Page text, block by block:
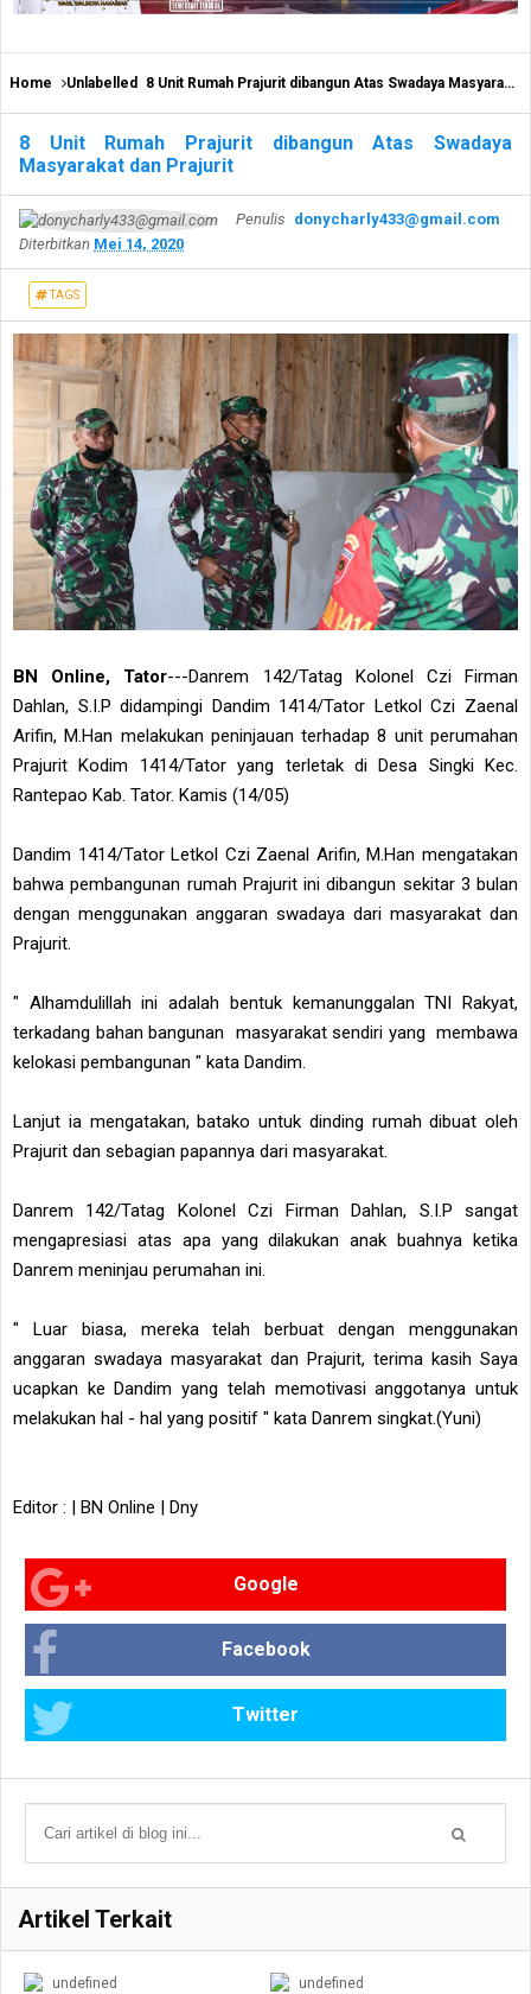
Home Unlabelled 8 Unit Rumah Prajurit dibangun Atas Swadaya Masyarakat dan Prajurit
8 Unit Rumah Prajurit dibangun Atas Swadaya
Masyarakat dan Prajurit
Penulis donycharly433@gmail.com
Diterbitkan Mei 14, 2020
TAGS
BN Online, Tator---Danrem 142/Tatag Kolonel Czi Firman
Dahlan, S.I.P didampingi Dandim 1414/Tator Letkol Czi Zaenal
Arifin, M.Han melakukan peninjauan terhadap 8 unit perumahan
Prajurit Kodim 1414/Tator yang terletak di Desa Singki Kec.
Rantepao Kab. Tator. Kamis (14/05)
Dandim 1414/Tator Letkol Czi Zaenal Arifin, M.Han mengatakan
bahwa pembangunan rumah Prajurit ini dibangun sekitar 3 bulan
dengan menggunakan anggaran swadaya dari masyarakat dan
Prajurit.
" Alhamdulillah ini adalah bentuk kemanunggalan TNI Rakyat,
terkadang bahan bangunan masyarakat sendiri yang membawa
kelokasi pembangunan " kata Dandim.
Lanjut ia mengatakan, batako untuk dinding rumah dibuat oleh
Prajurit dan sebagian papannya dari masyarakat.
Danrem 142/Tatag Kolonel Czi Firman Dahlan, S.I.P sangat
mengapresiasi atas apa yang dilakukan anak buahnya ketika
Danrem meninjau perumahan ini.
" Luar biasa, mereka telah berbuat dengan menggunakan
anggaran swadaya masyarakat dan Prajurit, terima kasih Saya
ucapkan ke Dandim yang telah memotivasi anggotanya untuk
melakukan hal - hal yang positif " kata Danrem singkat.(Yuni)
Editor : | BN Online | Dny
Google
Facebook
Twitter
Artikel Terkait
undefined undefined